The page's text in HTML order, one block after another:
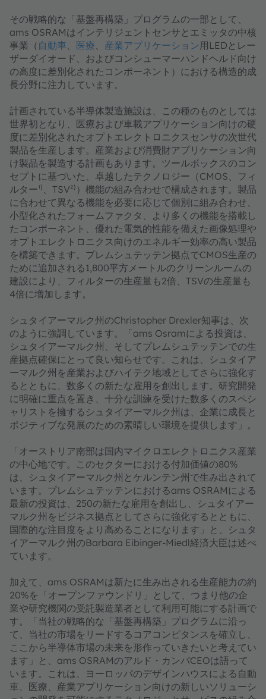
その戦略的な「基盤再構築」プログラムの一部として、
ams OSRAMはインテリジェントセンサとエミッタの中核
事業（ 自動車、 医療、 産業アプリケーション用LEDとレー
ザーダイオード、およびコンシューマーハンドヘルド向け
の高度に差別化されたコンポーネント）における構造的成
長分野に注力しています。
計画されている半導体製造施設は、この種のものとしては
世界初となり、医療および車載アプリケーション向けの硬
度に差別化されたオプトエレクトロニクスセンサの次世代
製品を生産します。産業および消費財アプリケーション向
け製品を製造する計画もあります。ツールボックスのコン
セプトに基づいた、卓越したテクノロジー（CMOS、フィ
ルター¹⁾、TSV²⁾）機能の組み合わせで構成されます。製品
に合わせて異なる機能を必要に応じて個別に組み合わせ、
小型化されたフォームファクタ、より多くの機能を搭載し
たコンポーネント、優れた電気的性能を備えた画像処理や
オプトエレクトロニクス向けのエネルギー効率の高い製品
を構築できます。プレムシュテッテン拠点でCMOS生産の
ために追加される1,800平方メートルのクリーンルームの
建設により、フィルターの生産量も2倍、TSVの生産量も
4倍に増加します。
シュタイアーマルク州のChristopher Drexler知事は、次
のように強調しています。「ams Osramによる投資は、
シュタイアーマルク州、そしてプレムシュテッテンでの生
産拠点確保にとって良い知らせです。これは、シュタイア
ーマルク州を産業およびハイテク地域としてさらに強化す
るとともに、数多くの新たな雇用を創出します。研究開発
に明確に重点を置き、十分な訓練を受けた数多くのスペシ
ャリストを擁するシュタイアーマルク州は、企業に成長と
ポジティブな発展のための素晴しい環境を提供します」。
「オーストリア南部は国内マイクロエレクトロニクス産業
の中心地です。このセクターにおける付加価値の80%
は、シュタイアーマルク州とケルンテン州で生み出されて
います。プレムシュテッテンにおけるams OSRAMによる
最新の投資は、250の新たな雇用を創出し、シュタイアー
マルク州をビジネス拠点としてさらに強化するとともに、
国際的な注目度をより高めることになります」と、シュタ
イアーマルク州のBarbara Eibinger-Miedl経済大臣は述べ
ています。
加えて、ams OSRAMは新たに生み出される生産能力の約
20%を「オープンファウンドリ」として、つまり他の企
業や研究機関の受託製造業者として利用可能にする計画で
す。「当社の戦略的な「基盤再構築」プログラムに沿っ
て、当社の市場をリードするコアコンピタンスを確立し、
ここから半導体市場の未来を形作っていきたいと考えてい
ます」と、ams OSRAMのアルド・カンパCEOは語って
います。これは、ヨーロッパのデザインハウスによる自動
車、医療、産業アプリケーション向けの新しいソリューシ